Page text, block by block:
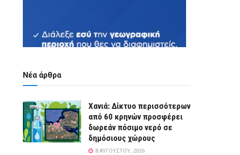
Νέα άρθρα
Χανιά: Δίκτυο περισσότερων
από 60 κρηνών προσφέρει
δωρεάν πόσιμο νερό σε
δημόσιους χώρους
8 ΑΥΓΟΎΣΤΟΥ, 2026